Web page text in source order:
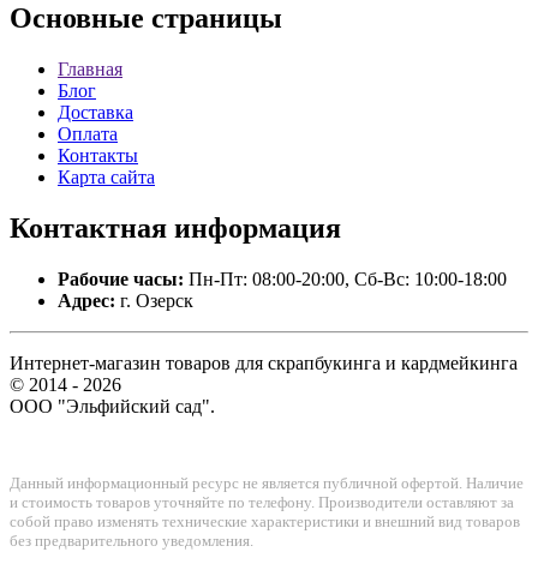
Основные страницы
Главная
Блог
Доставка
Оплата
Контакты
Карта сайта
Контактная информация
Рабочие часы: Пн-Пт: 08:00-20:00, Сб-Вс: 10:00-18:00
Адрес: г. Озерск
Интернет-магазин товаров для скрапбукинга и кардмейкинга
© 2014 - 2026
ООО "Эльфийский сад".
Данный информационный ресурс не является публичной офертой. Наличие
и стоимость товаров уточняйте по телефону. Производители оставляют за
собой право изменять технические характеристики и внешний вид товаров
без предварительного уведомления.